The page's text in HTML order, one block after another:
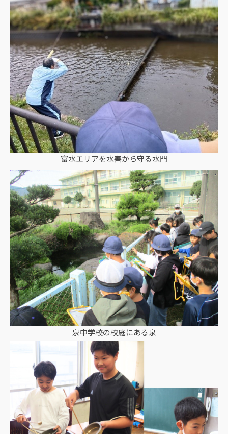
富水エリアを水害から守る水門
泉中学校の校庭にある泉